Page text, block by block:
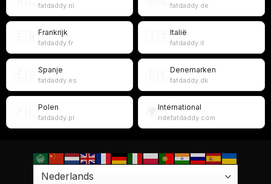
fatdaddy.nl fatdaddy.de
Frankrijk
fatdaddy.fr
Italië
fatdaddy.it
Spanje
fatdaddy.es
Denemarken
fatdaddy.dk
Polen
fatdaddy.pl
International
ridefatdaddy.com